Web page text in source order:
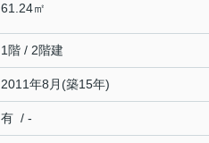
61.24㎡
1階 / 2階建
2011年8月(築15年)
有 / -